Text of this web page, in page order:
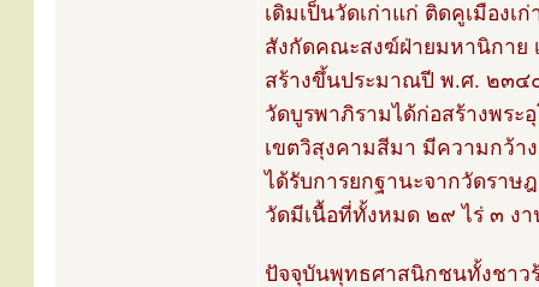
เดิมเป็นวัดเก่าแก่ ติดคูเมืองเ
สังกัดคณะสงฆ์ฝ่ายมหานิกาย
สร้างขึ้นประมาณปี พ.ศ. ๒๓๔
วัดบูรพาภิรามได้ก่อสร้างพร
เขตวิสุงคามสีมา มีความกว้า
ได้รับการยกฐานะจากวัดรา
วัดมีเนื้อที่ทั้งหมด ๒๙ ไร่ ๓ ง
ปัจจุบันพุทธศาสนิกชนทั้งชาว